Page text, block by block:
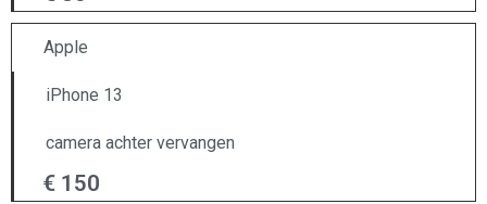
Apple
iPhone 13
camera achter vervangen
€ 150